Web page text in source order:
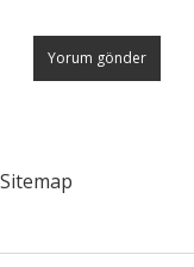
Sitemap